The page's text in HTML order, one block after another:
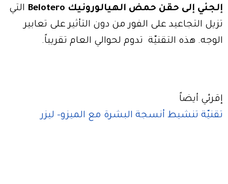
إلجئي إلى حقن حمض الهيالورونيك Belotero
التي
تزيل التجاعيد على الفور من دون التأثير على تعابير
الوجه. هذه التقنيّة تدوم لحوالي العام تقريباً.
إقرئي أيضاً
تقنيّة تنشيط أنسجة البشرة مع الميزو- ليزر